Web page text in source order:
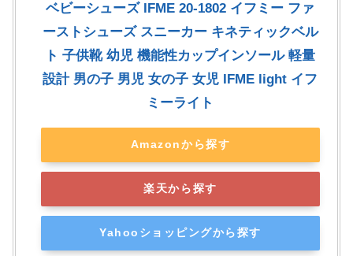
ベビーシューズ IFME 20-1802 イフミー ファ
ーストシューズ スニーカー キネティックベル
ト 子供靴 幼児 機能性カップインソール 軽量
設計 男の子 男児 女の子 女児 IFME light イフ
ミーライト
Amazonから探す
楽天から探す
Yahooショッピングから探す